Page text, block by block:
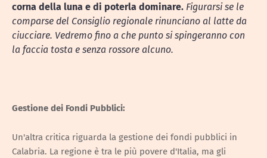
corna della luna e di poterla dominare. Figurarsi se le
comparse del Consiglio regionale rinunciano al latte da
ciucciare. Vedremo fino a che punto si spingeranno con
la faccia tosta e senza rossore alcuno.
Gestione dei Fondi Pubblici:
Un'altra critica riguarda la gestione dei fondi pubblici in
Calabria. La regione è tra le più povere d'Italia, ma gli